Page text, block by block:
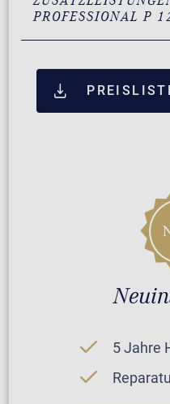
PROFESSIONAL P
5 Jahre